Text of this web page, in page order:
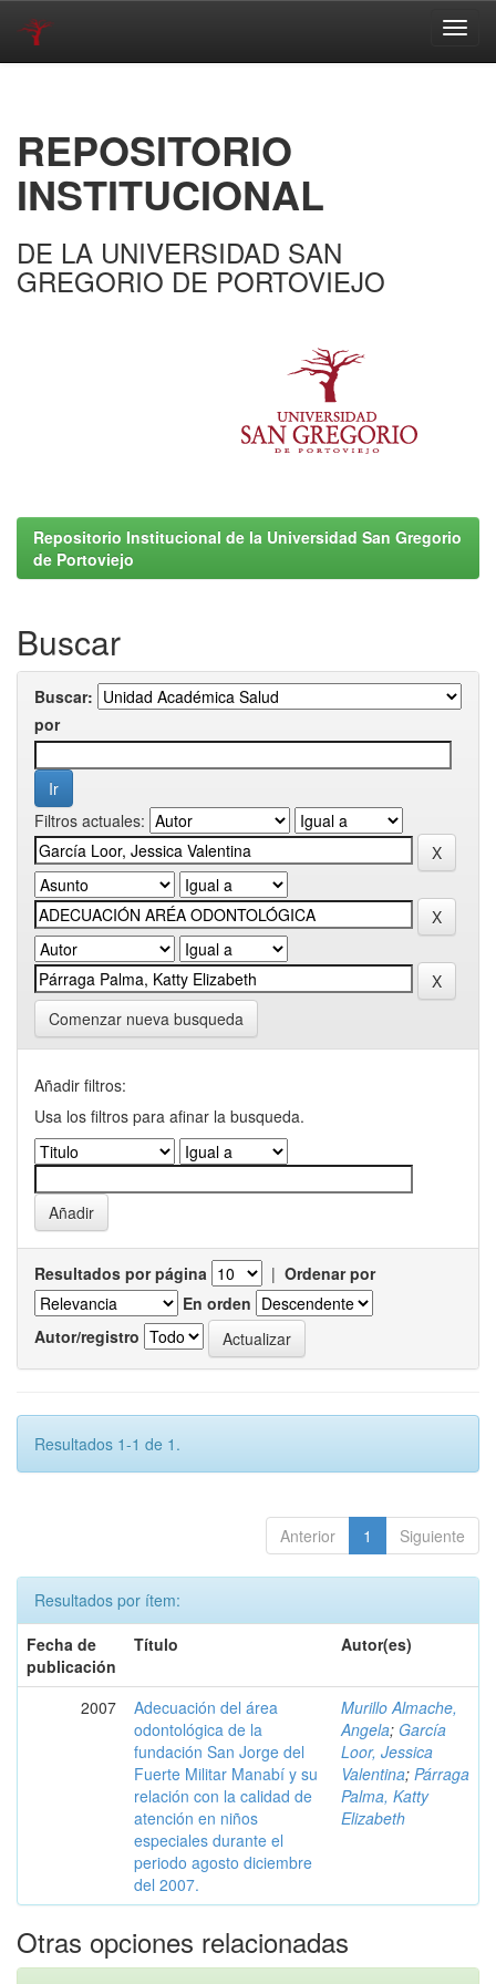
REPOSITORIO
INSTITUCIONAL
DE LA UNIVERSIDAD SAN
GREGORIO DE PORTOVIEJO
Repositorio Institucional de la Universidad San Gregorio
de Portoviejo
Buscar
Buscar:
por
Filtros actuales:
Comenzar nueva busqueda
Añadir filtros:
Usa los filtros para afinar la busqueda.
Resultados por página | Ordenar por
En orden
Autor/registro
Resultados 1-1 de 1.
Anterior 1 Siguiente
Resultados por ítem:
Fecha de
publicación
Título Autor(es)
2007
Adecuación del área
odontológica de la
fundación San Jorge del
Fuerte Militar Manabí y su
relación con la calidad de
atención en niños
especiales durante el
periodo agosto diciembre
del 2007.
Murillo Almache,
Angela; García
Loor, Jessica
Valentina; Párraga
Palma, Katty
Elizabeth
Otras opciones relacionadas